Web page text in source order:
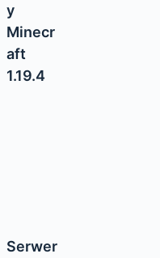
y
Minecr
aft
1.19.4
Serwer